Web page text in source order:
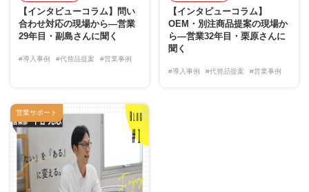
【インタビューコラム】問い
合わせ対応の現場から―営業
29年目・副島さんに聞く
#導入事例 #代替品提案 #営業事例
【インタビューコラム】
OEM・別注商品提案の現場か
ら―営業32年目・栗原さんに
聞く
#導入事例 #代替品提案 #営業事例
営業サポート